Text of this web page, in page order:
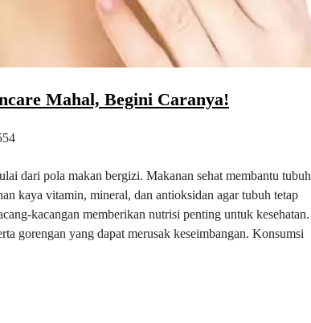
Mahal, Begini Caranya!
dari pola makan bergizi. Makanan sehat membantu tubuh
kaya vitamin, mineral, dan antioksidan agar tubuh tetap
kacangan memberikan nutrisi penting untuk kesehatan.
gorengan yang dapat merusak keseimbangan. Konsumsi